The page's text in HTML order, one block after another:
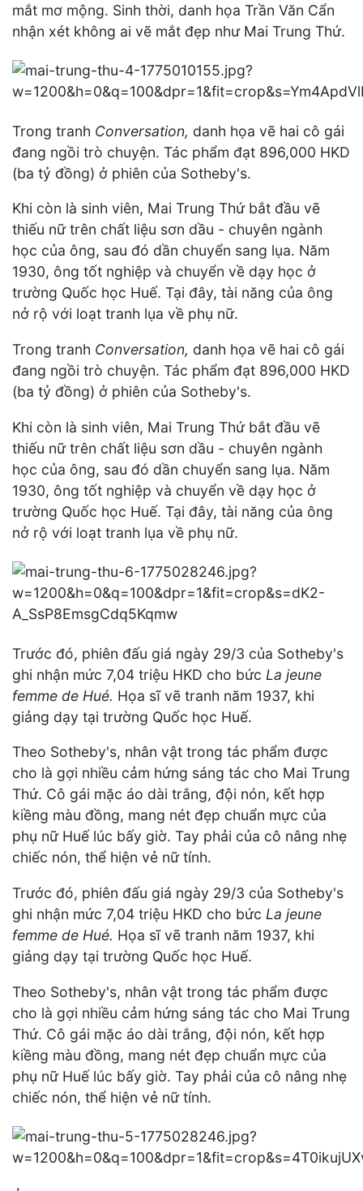
mắt mơ mộng. Sinh thời, danh họa Trần Văn Cẩn
nhận xét không ai vẽ mắt đẹp như Mai Trung Thứ.
Trong tranh Conversation, danh họa vẽ hai cô gái
đang ngồi trò chuyện. Tác phẩm đạt 896,000 HKD
(ba tỷ đồng) ở phiên của Sotheby's.
Khi còn là sinh viên, Mai Trung Thứ bắt đầu vẽ
thiếu nữ trên chất liệu sơn dầu - chuyên ngành
học của ông, sau đó dần chuyển sang lụa. Năm
1930, ông tốt nghiệp và chuyển về dạy học ở
trường Quốc học Huế. Tại đây, tài năng của ông
nở rộ với loạt tranh lụa về phụ nữ.
Trong tranh Conversation, danh họa vẽ hai cô gái
đang ngồi trò chuyện. Tác phẩm đạt 896,000 HKD
(ba tỷ đồng) ở phiên của Sotheby's.
Khi còn là sinh viên, Mai Trung Thứ bắt đầu vẽ
thiếu nữ trên chất liệu sơn dầu - chuyên ngành
học của ông, sau đó dần chuyển sang lụa. Năm
1930, ông tốt nghiệp và chuyển về dạy học ở
trường Quốc học Huế. Tại đây, tài năng của ông
nở rộ với loạt tranh lụa về phụ nữ.
Trước đó, phiên đấu giá ngày 29/3 của Sotheby's
ghi nhận mức 7,04 triệu HKD cho bức La jeune
femme de Hué. Họa sĩ vẽ tranh năm 1937, khi
giảng dạy tại trường Quốc học Huế.
Theo Sotheby's, nhân vật trong tác phẩm được
cho là gợi nhiều cảm hứng sáng tác cho Mai Trung
Thứ. Cô gái mặc áo dài trắng, đội nón, kết hợp
kiềng màu đồng, mang nét đẹp chuẩn mực của
phụ nữ Huế lúc bấy giờ. Tay phải của cô nâng nhẹ
chiếc nón, thể hiện vẻ nữ tính.
Trước đó, phiên đấu giá ngày 29/3 của Sotheby's
ghi nhận mức 7,04 triệu HKD cho bức La jeune
femme de Hué. Họa sĩ vẽ tranh năm 1937, khi
giảng dạy tại trường Quốc học Huế.
Theo Sotheby's, nhân vật trong tác phẩm được
cho là gợi nhiều cảm hứng sáng tác cho Mai Trung
Thứ. Cô gái mặc áo dài trắng, đội nón, kết hợp
kiềng màu đồng, mang nét đẹp chuẩn mực của
phụ nữ Huế lúc bấy giờ. Tay phải của cô nâng nhẹ
chiếc nón, thể hiện vẻ nữ tính.